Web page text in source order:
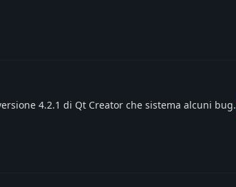
4.2.1 di Qt Creator che sistema alcuni bug.